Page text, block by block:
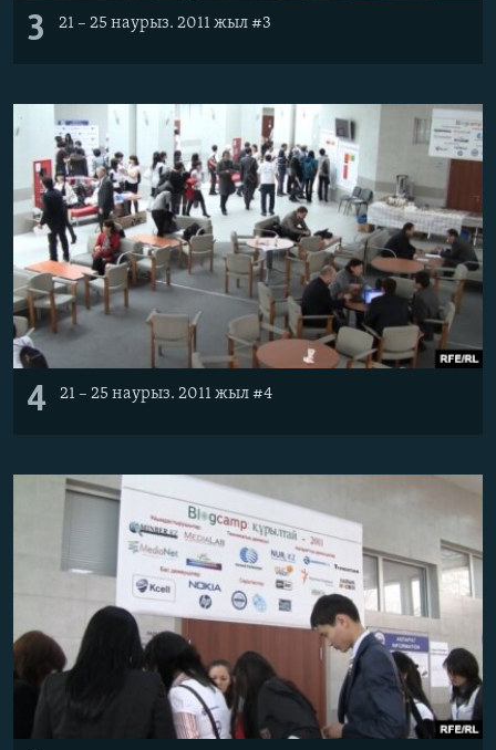
3 21 – 25 наурыз. 2011 жыл #3
4 21 – 25 наурыз. 2011 жыл #4